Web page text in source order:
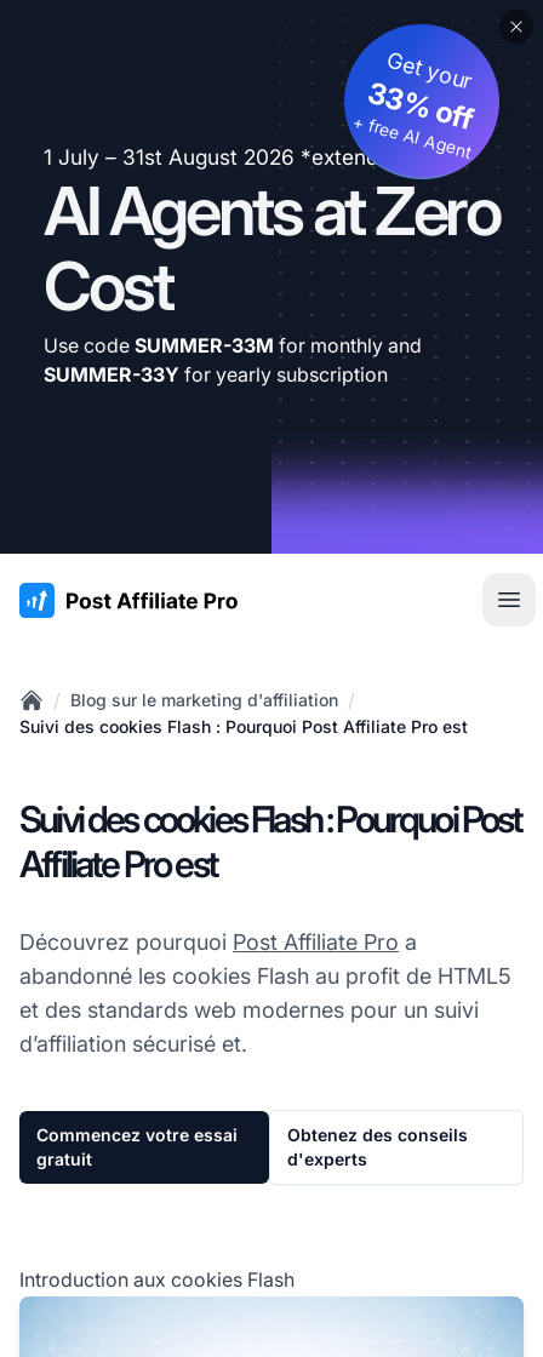
1 July – 31st August 2026 *extended
AI Agents at Zero
Cost
Get your
33% off
+ free AI Agent
Use code SUMMER-33M for monthly and
SUMMER-33Y for yearly subscription
:site.title
Home
/ Blog sur le marketing d'affiliation /
Suivi des cookies Flash : Pourquoi Post Affiliate Pro est
Suivi des cookies Flash : Pourquoi Post
Affiliate Pro est
Découvrez pourquoi Post Affiliate Pro a
abandonné les cookies Flash au profit de HTML5
et des standards web modernes pour un suivi
d’affiliation sécurisé et.
Commencez votre essai
gratuit
Obtenez des conseils
d'experts
Introduction aux cookies Flash